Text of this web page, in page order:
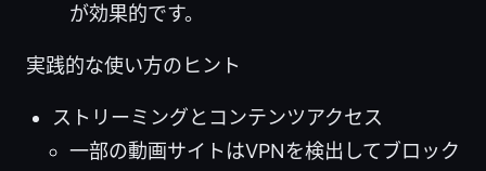
が効果的です。
実践的な使い方のヒント
ストリーミングとコンテンツアクセス
一部の動画サイトはVPNを検出してブロック